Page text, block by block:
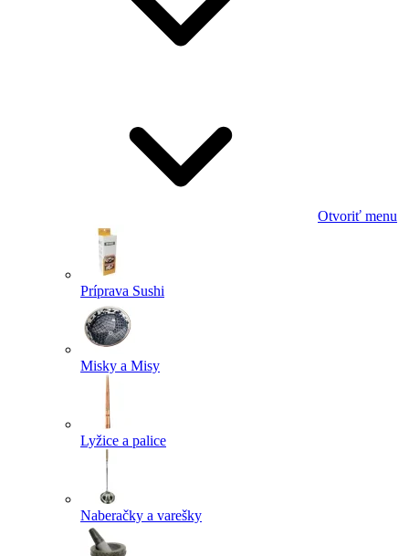
Otvoriť menu
Príprava Sushi
Misky a Misy
Lyžice a palice
Naberačky a varešky